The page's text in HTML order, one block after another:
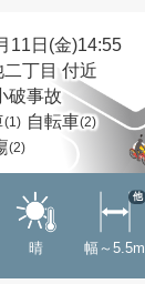
11日(金)14:55
二丁目 付近
破事故
(1) 自転車(2)
(2)
晴 幅～5.5m
他